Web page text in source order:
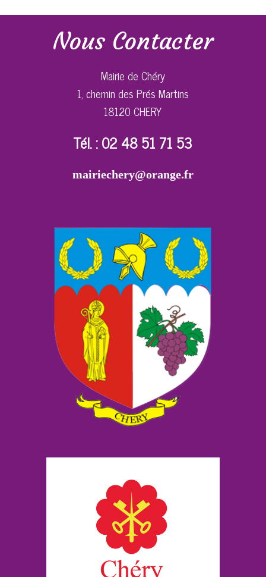
Nous Contacter
Mairie de Chéry
1, chemin des Prés Martins
18120 CHERY
Tél. : 02 48 51 71 53
mairiechery@orange.fr